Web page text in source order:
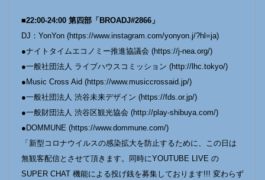
■22:00-24:00 第四部「BROADJ#2866」
DJ：YonYon (https://www.instagram.com/yonyon.j/?hl=ja)
●ナイトタイムエコノミー推進協議会 (https://j-nea.org/)
●一般社団法人 ライブハウスコミッション (http://lhc.tokyo/)
●Music Cross Aid (https://www.musiccrossaid.jp/)
●一般社団法人 渋谷未来デザイン (https://fds.or.jp/)
●一般財団法人 渋谷区観光協会 (http://play-shibuya.com/)
●DOMMUNE (https://www.dommune.com/)
「新型コロナウイルスの感染拡大を防止するために、この日は
無観客配信とさせて頂きます。同時にYOUTUBE LIVE の
SUPER CHAT 機能による投げ銭を募集しております!!! 変わらず